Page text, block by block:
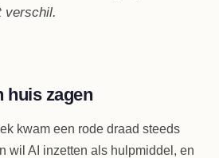
verschil.
huis zagen
kwam een rode draad steeds
wil AI inzetten als hulpmiddel, en